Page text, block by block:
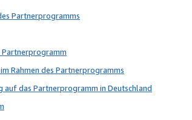
Partnerprogramms
Rahmen des Partnerprogramms
auf das Partnerprogramm in Deutschland